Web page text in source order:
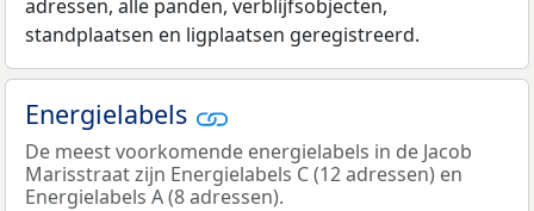
adressen, alle panden, verblijfsobjecten,
standplaatsen en ligplaatsen geregistreerd.
Energielabels
De meest voorkomende energielabels in de Jacob
Marisstraat zijn Energielabels C (12 adressen) en
Energielabels A (8 adressen).